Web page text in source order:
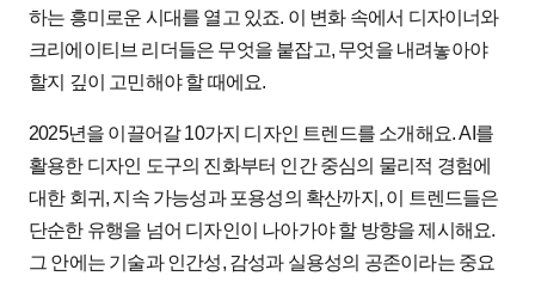
하는 흥미로운 시대를 열고 있죠. 이 변화 속에서 디자이너와
크리에이티브 리더들은 무엇을 붙잡고, 무엇을 내려놓아야
할지 깊이 고민해야 할 때에요.
2025년을 이끌어갈 10가지 디자인 트렌드를 소개해요. AI를
활용한 디자인 도구의 진화부터 인간 중심의 물리적 경험에
대한 회귀, 지속 가능성과 포용성의 확산까지, 이 트렌드들은
단순한 유행을 넘어 디자인이 나아가야 할 방향을 제시해요.
그 안에는 기술과 인간성, 감성과 실용성의 공존이라는 중요